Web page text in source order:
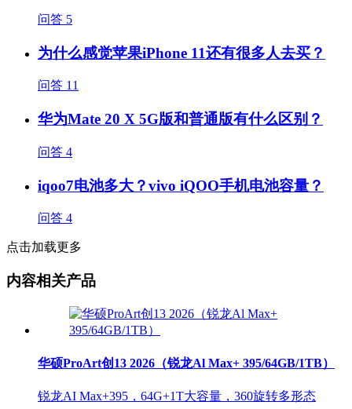
问答 5
为什么感觉苹果iPhone 11还有很多人去买？
问答 11
华为Mate 20 X 5G版和普通版有什么区别？
问答 4
iqoo7电池多大？vivo iQOO手机电池容量？
问答 4
点击加载更多
内容相关产品
华硕ProArt创13 2026（锐龙Al Max+ 395/64GB/1TB）
锐龙AI Max+395，64G+1T大容量，360旋转多形态